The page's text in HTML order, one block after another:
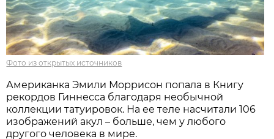
Фото из открытых источников
Американка Эмили Моррисон попала в Книгу
рекордов Гиннесса благодаря необычной
коллекции татуировок. На ее теле насчитали 106
изображений акул – больше, чем у любого
другого человека в мире.